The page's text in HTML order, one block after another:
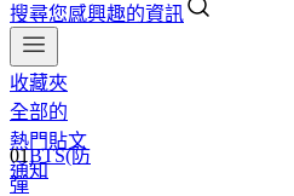
搜尋您感興趣的資訊
收藏夾
全部的
熱門貼文
通知
01BTS(防
彈